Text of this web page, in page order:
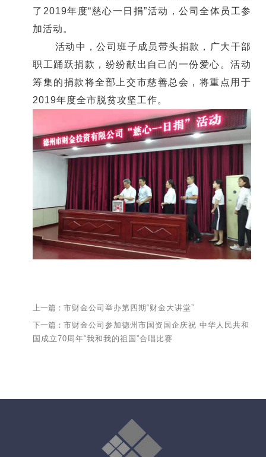
了2019年度“慈心一日捐”活动，公司全体员工参
加活动。
活动中，公司班子成员带头捐款，广大干部
职工踊跃捐款，纷纷献出自己的一份爱心。活动
筹集的捐款将全部上交市慈善总会，将重点用于
2019年度全市脱贫攻坚工作。
上一篇： 市财金公司举办第四期“财金大讲堂”
下一篇： 市财金公司参加德州市国资国企庆祝 中华人民共和
国成立70周年“我和我的祖国”合唱比赛